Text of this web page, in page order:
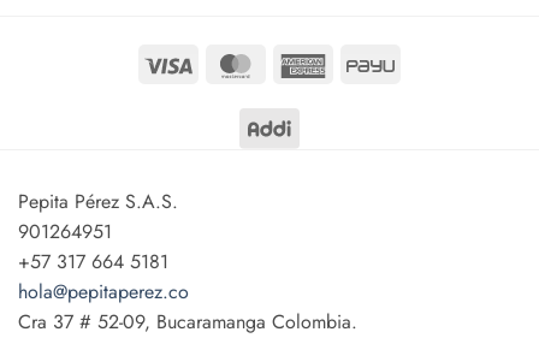
Visa MasterCardAmericanPayU
Pepita Pérez S.A.S.
901264951
+57 317 664 5181
hola@pepitaperez.co
Cra 37 # 52-09, Bucaramanga Colombia.